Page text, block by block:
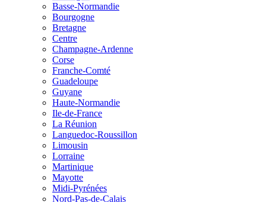
Basse-Normandie
Bourgogne
Bretagne
Centre
Champagne-Ardenne
Corse
Franche-Comté
Guadeloupe
Guyane
Haute-Normandie
Ile-de-France
La Réunion
Languedoc-Roussillon
Limousin
Lorraine
Martinique
Mayotte
Midi-Pyrénées
Nord-Pas-de-Calais